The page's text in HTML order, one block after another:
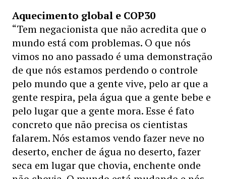
Aquecimento global e COP30
“Tem negacionista que não acredita que o
mundo está com problemas. O que nós
vimos no ano passado é uma demonstração
de que nós estamos perdendo o controle
pelo mundo que a gente vive, pelo ar que a
gente respira, pela água que a gente bebe e
pelo lugar que a gente mora. Esse é fato
concreto que não precisa os cientistas
falarem. Nós estamos vendo fazer neve no
deserto, encher de água no deserto, fazer
seca em lugar que chovia, enchente onde